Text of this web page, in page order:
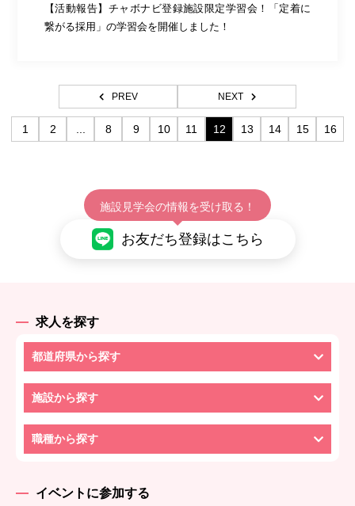
【活動報告】チャボナビ登録施設限定学習会！「定着に
繋がる採用」の学習会を開催しました！
PREV NEXT
1 2 ... 8 9 10 11 12 13 14 15 16
施設見学会の情報を受け取る！
お友だち登録はこちら
求人を探す
都道府県から探す
施設から探す
職種から探す
イベントに参加する